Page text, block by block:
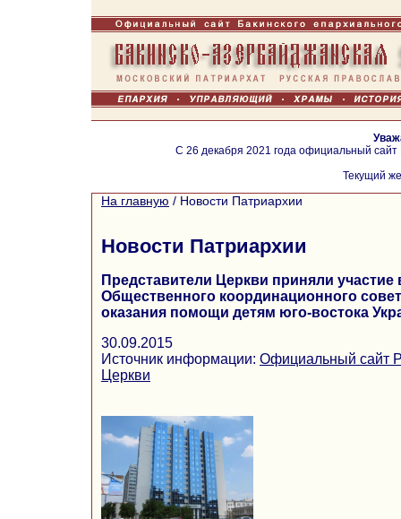
С 26 декабря 2021 года официальный
Текущий
На главную / Новости Патриархии
Новости Патриархии
Представители Церкви приняли
Общественного координационного
оказания помощи детям юго-востока
30.09.2015
Источник информации: Официальный сайт
Церкви